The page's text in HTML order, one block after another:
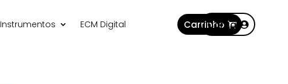
Instrumentos ECM Digital Carrinho
Conta